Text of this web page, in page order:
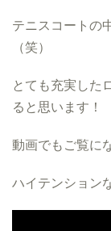
テニスコートの
（笑）
とても充実した
ると思います！
動画でもご覧に
ハイテンション